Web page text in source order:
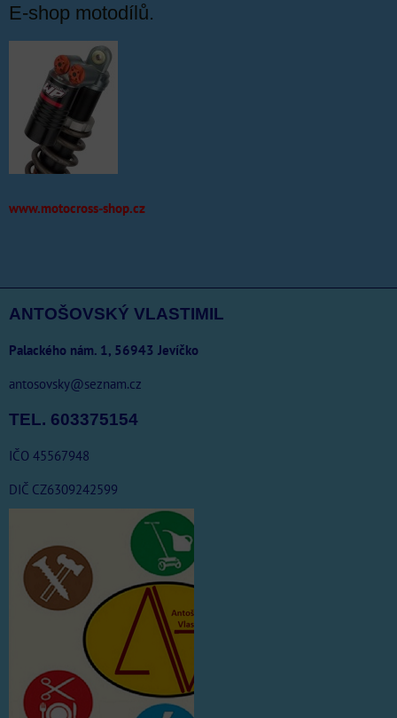
E-shop motodílů.
www.motocross-shop.cz
ANTOŠOVSKÝ VLASTIMIL
Palackého nám. 1, 56943 Jevíčko
antosovsky@seznam.cz
TEL. 603375154
IČO 45567948
DIČ CZ6309242599